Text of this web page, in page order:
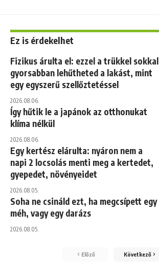
Ez is érdekelhet
Fizikus árulta el: ezzel a trükkel sokkal
gyorsabban lehűtheted a lakást, mint
egy egyszerű szellőztetéssel
2026.08.06.
Így hűtik le a japánok az otthonukat
klíma nélkül
2026.08.06.
Egy kertész elárulta: nyáron nem a
napi 2 locsolás menti meg a kertedet,
gyepedet, növényeidet
2026.08.05.
Soha ne csináld ezt, ha megcsípett egy
méh, vagy egy darázs
2026.08.05.
Előző Következő